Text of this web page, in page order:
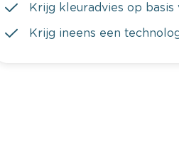
Krijg kleuradvies op
Krijg ineens een